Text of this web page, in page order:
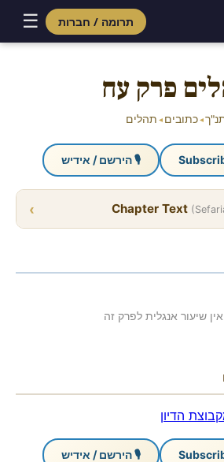
תרומה / חברות ☰
פרק עח
◂כתובים ◂ תהלים
🎙 הירשם / אידיש
›
אין שיעור אנגלית לפרק זה
הדיון
🎙 הירשם / אידיש